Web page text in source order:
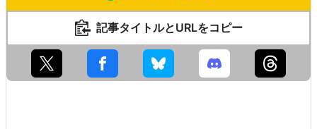
記事タイトルとURLをコピー